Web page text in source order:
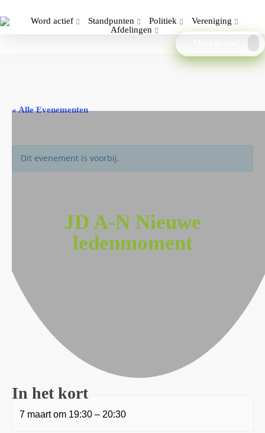
Word actief Standpunten Politiek
Vereniging
Afdelingen
« Alle Evenementen
Dit evenement is voorbij.
JD A-N Nieuwe
ledenmoment
In het kort
7 maartom 19:30 – 20:30